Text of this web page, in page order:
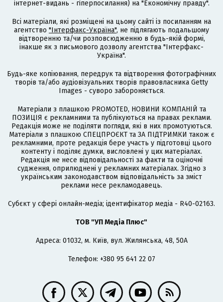
інтернет-видань - гіперпосилання) на "Економічну правду".
Всі матеріали, які розміщені на цьому сайті із посиланням на
агентство "Інтерфакс-Україна", не підлягають подальшому
відтворенню та/чи розповсюдженню в будь-якій формі,
інакше як з письмового дозволу агентства "Інтерфакс-
Україна".
Будь-яке копіювання, передрук та відтворення фотографічних
творів та/або аудіовізуальних творів правовласника Getty
Images - суворо забороняється.
Матеріали з плашкою PROMOTED, НОВИНИ КОМПАНІЙ та
ПОЗИЦІЯ є рекламними та публікуються на правах реклами.
Редакція може не поділяти погляди, які в них промотуються.
Матеріали з плашкою СПЕЦПРОЄКТ та ЗА ПІДТРИМКИ також є
рекламними, проте редакція бере участь у підготовці цього
контенту і поділяє думки, висловлені у цих матеріалах.
Редакція не несе відповідальності за факти та оціночні
судження, оприлюднені у рекламних матеріалах. Згідно з
українським законодавством відповідальність за зміст
реклами несе рекламодавець.
Cубєкт у сфері онлайн-медіа; ідентифікатор медіа - R40-02163.
ТОВ "УП Медіа Плюс"
Адреса: 01032, м. Київ, вул. Жилянська, 48, 50А
Телефон: +380 95 641 22 07